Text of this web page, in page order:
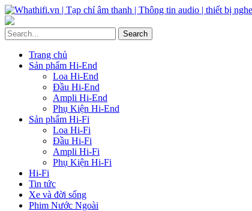
Trang chủ
Sản phẩm Hi-End
Loa Hi-End
Đầu Hi-End
Ampli Hi-End
Phụ Kiện Hi-End
Sản phẩm Hi-Fi
Loa Hi-Fi
Đầu Hi-Fi
Ampli Hi-Fi
Phụ Kiện Hi-Fi
Hi-Fi
Tin tức
Xe và đời sống
Phim Nước Ngoài